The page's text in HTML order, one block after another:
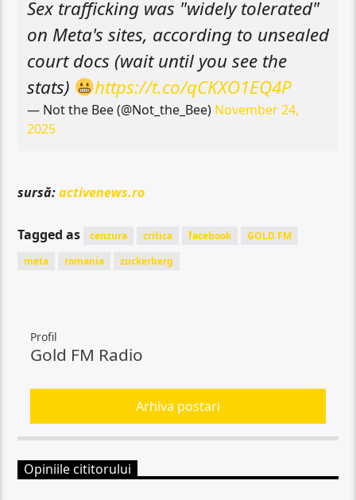
Sex trafficking was "widely tolerated"
on Meta's sites, according to unsealed
court docs (wait until you see the
stats)
https://t.co/qCKXO1EQ4P
— Not the Bee (@Not_the_Bee) November 24,
2025
sursă:activenews.ro
Tagged as cenzura critica facebook
GOLD FM
meta
romania zuckerberg
Profil
Gold FM Radio
Arhiva postari
Opiniile cititorului